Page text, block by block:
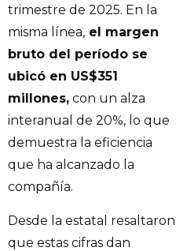
trimestre de 2025. En la
misma línea, el margen
bruto del período se
ubicó en US$351
millones, con un alza
interanual de 20%, lo que
demuestra la eficiencia
que ha alcanzado la
compañía.
Desde la estatal resaltaron
que estas cifras dan